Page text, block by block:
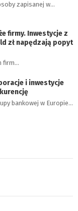
zapisanej w…
firmy. Inwestycje z
zł napędzają popyt
firm…
i inwestycje
bankowej w Europie…